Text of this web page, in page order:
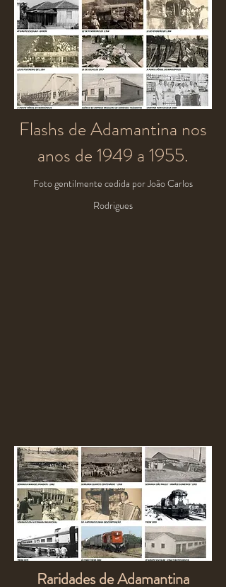
Flashs de Adamantina nos
anos de 1949 a 1955.
Foto gentilmente cedida por João Carlos
Rodrigues
Raridades de Adamantina